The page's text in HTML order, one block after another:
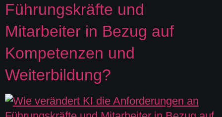
Führungskräfte und
Mitarbeiter in Bezug auf
Kompetenzen und
Weiterbildung?